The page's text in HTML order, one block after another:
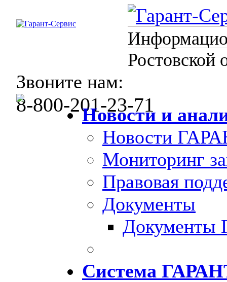
Ростовской
Звоните нам:
8-800-201-23-71
Новости и
Новости
Мониторинг
Правовая
Документы
Документы
Система